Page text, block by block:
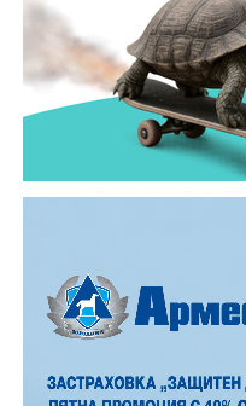
мотористът е
На място незабавно е
екип, който установил
е бил транспортиран в
по-късно починал.
Според
Причините за